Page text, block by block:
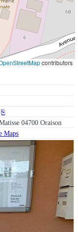
⎘
04700 Oraison
Maps
contributors